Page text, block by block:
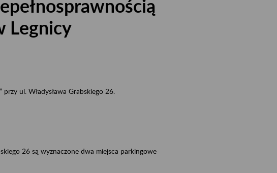
Legnicy
ul. Władysława Grabskiego 26.
26 są wyznaczone dwa miejsca parkingowe